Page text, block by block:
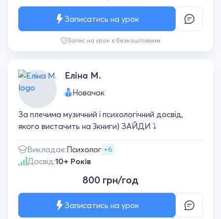
Запис на урок є безкоштовним
Записатись на урок
Еліна М.
Новачок
За плечима музичний і психологічний досвід,
якого вистачить на 3книги) ЗАЙДИ ⤵️
Викладає:Психолог +6
Досвід:10+ Років
800 грн/год
Записатись на урок